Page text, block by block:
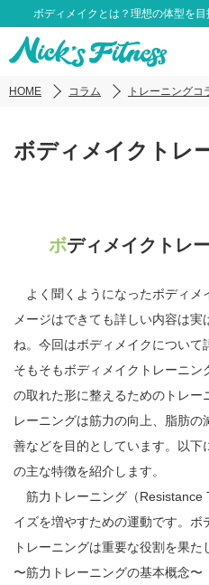
ボディメイクとは？理想の体型を
HOME コラム トレーニングコ
ボディメイクトレ
ボディメイクトレ
よく聞くようになったボディメ
メージはできても詳しい内容は実
ね。今回はボディメイクについて
そもそもボディメイクトレーニン
の取れた形に整えるためのトレー
レーニングは筋力の向上、脂肪
善などを目的としています。以
の主な特徴を紹介します。
筋力トレーニング（Resistance
イズを増やすための運動です。ボ
トレーニングは重要な役割を果た
〜筋力トレーニングの基本概念〜